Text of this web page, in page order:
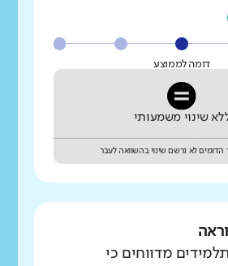
דומה לממוצע
שינוי משמעותי
לא נרשם שינוי בהשוואה לעבר
מדווחים כי